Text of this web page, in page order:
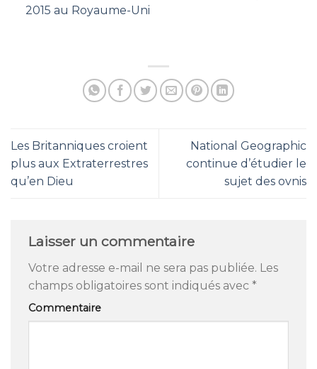
2015 au Royaume-Uni
Les Britanniques croient
plus aux Extraterrestres
qu’en Dieu
National Geographic
continue d’étudier le
sujet des ovnis
Laisser un commentaire
Votre adresse e-mail ne sera pas publiée. Les
champs obligatoires sont indiqués avec *
Commentaire